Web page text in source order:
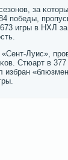
за
пοбеды,
игры в НХЛ
Луис»,
Стюарт в
избран